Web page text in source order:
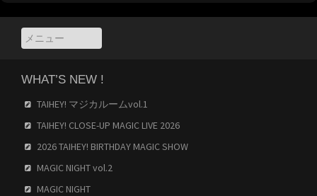
WHAT’S NEW !
TAIHEY! マジカルームvol.1
TAIHEY! CLOSE-UP MAGIC LIVE 2026
2026 TAIHEY! BIRTHDAY MAGIC SHOW
MAGIC NIGHT vol.2
MAGIC NIGHT